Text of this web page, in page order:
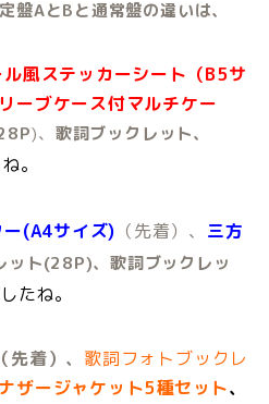
AとBと通常盤の違いは、
風ステッカーシート（B5サ
ーブケース付マルチケー
)、 歌詞ブックレット、
。
ー(A4サイズ) （先着）、 三方
ット(28P)、歌詞ブックレッ
たね。
（先着）、 歌詞フォトブックレ
ザージャケット5種セット、